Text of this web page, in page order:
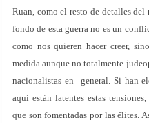
Ruan, como el resto de detalles
fondo de esta guerra no es un
como nos quieren hacer creer,
medida aunque no totalmente
nacionalistas en general. Si han
aquí están latentes estas
que son fomentadas por las élites.